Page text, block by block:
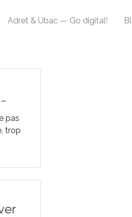
Adret & Ubac — Go digital!
pas
trop